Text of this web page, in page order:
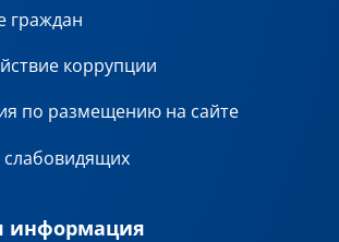
граждан
коррупции
по размещению на сайте
слабовидящих
информация